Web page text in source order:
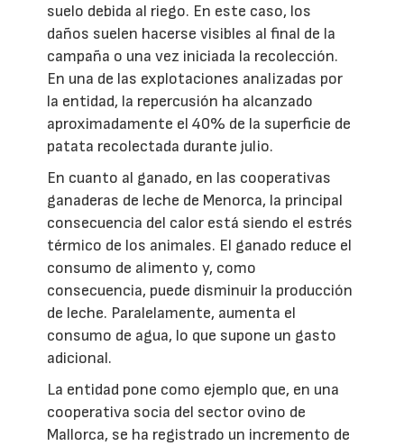
suelo debida al riego. En este caso, los
daños suelen hacerse visibles al final de la
campaña o una vez iniciada la recolección.
En una de las explotaciones analizadas por
la entidad, la repercusión ha alcanzado
aproximadamente el 40% de la superficie de
patata recolectada durante julio.
En cuanto al ganado, en las cooperativas
ganaderas de leche de Menorca, la principal
consecuencia del calor está siendo el estrés
térmico de los animales. El ganado reduce el
consumo de alimento y, como
consecuencia, puede disminuir la producción
de leche. Paralelamente, aumenta el
consumo de agua, lo que supone un gasto
adicional.
La entidad pone como ejemplo que, en una
cooperativa socia del sector ovino de
Mallorca, se ha registrado un incremento de